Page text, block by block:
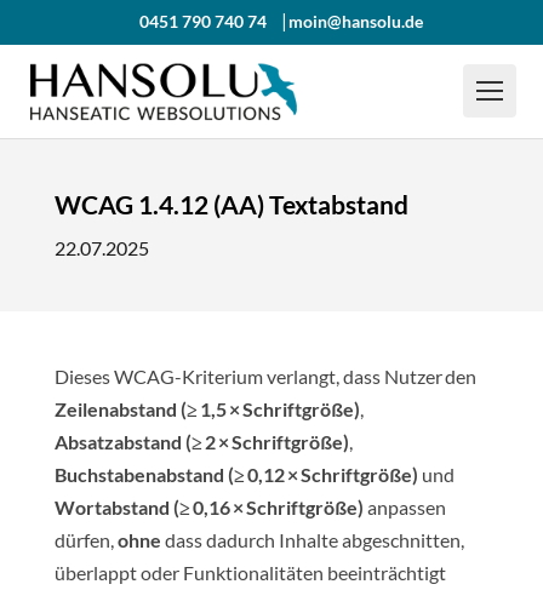
0451 790 740 74 moin@hansolu.de
WCAG 1.4.12 (AA) Textabstand
22.07.2025
Dieses WCAG-Kriterium verlangt, dass Nutzer den
Zeilenabstand (≥ 1,5 × Schriftgröße)
Absatzabstand (≥ 2 × Schriftgröße)
Buchstabenabstand (≥ 0,12 × Schriftgröße) und
Wortabstand (≥ 0,16 × Schriftgröße) anpassen
dürfen, ohne dass dadurch Inhalte abgeschnitten,
überlappt oder Funktionalitäten beeinträchtigt